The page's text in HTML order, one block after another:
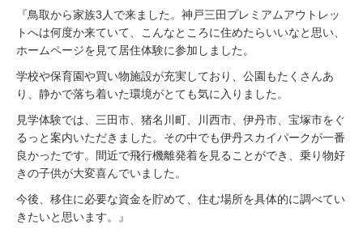
『鳥取から家族3人で来ました。神戸三田プレミアムアウトレッ
トへは何度か来ていて、こんなところに住めたらいいなと思い、
ホームページを見て居住体験に参加しました。
学校や保育園や買い物施設が充実しており、公園もたくさんあ
り、静かで落ち着いた環境がとても気に入りました。
見学体験では、三田市、猪名川町、川西市、伊丹市、宝塚市をぐ
るっと案内いただきました。その中でも伊丹スカイパークが一番
良かったです。間近で飛行機離発着を見ることができ、乗り物好
きの子供が大変喜んでいました。
今後、移住に必要な資金を貯めて、住む場所を具体的に調べてい
きたいと思います。』